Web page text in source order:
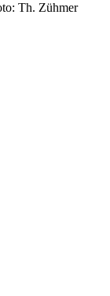
Th. Zühmer